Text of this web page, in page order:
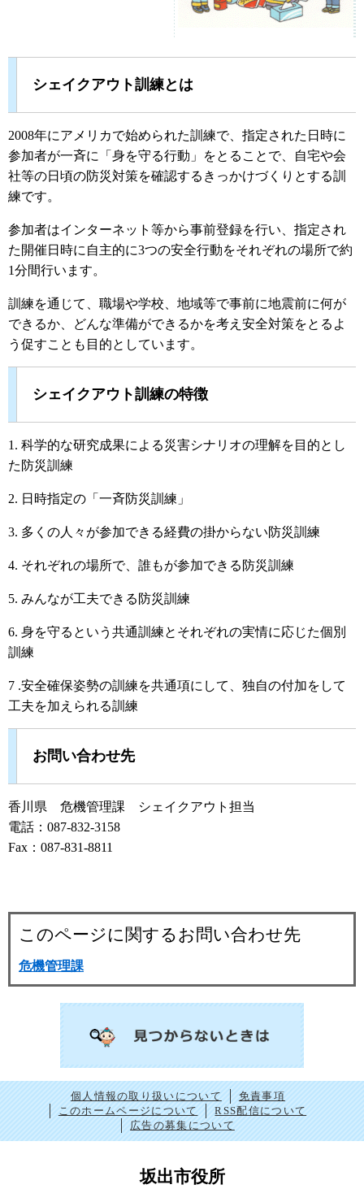
シェイクアウト訓練とは
2008年にアメリカで始められた訓練で、指定された日時に
参加者が一斉に「身を守る行動」をとることで、自宅や会
社等の日頃の防災対策を確認するきっかけづくりとする訓
練です。
参加者はインターネット等から事前登録を行い、指定され
た開催日時に自主的に3つの安全行動をそれぞれの場所で約
1分間行います。
訓練を通じて、職場や学校、地域等で事前に地震前に何が
できるか、どんな準備ができるかを考え安全対策をとるよ
う促すことも目的としています。
シェイクアウト訓練の特徴
1. 科学的な研究成果による災害シナリオの理解を目的とし
た防災訓練
2. 日時指定の「一斉防災訓練」
3. 多くの人々が参加できる経費の掛からない防災訓練
4. それぞれの場所で、誰もが参加できる防災訓練
5. みんなが工夫できる防災訓練
6. 身を守るという共通訓練とそれぞれの実情に応じた個別
訓練
7 .安全確保姿勢の訓練を共通項にして、独自の付加をして
工夫を加えられる訓練
お問い合わせ先
香川県 危機管理課 シェイクアウト担当
電話：087-832-3158
Fax：087-831-8811
このページに関するお問い合わせ先
危機管理課
個人情報の取り扱いについて
免責事項
このホームページについて
RSS配信について
広告の募集について
坂出市役所